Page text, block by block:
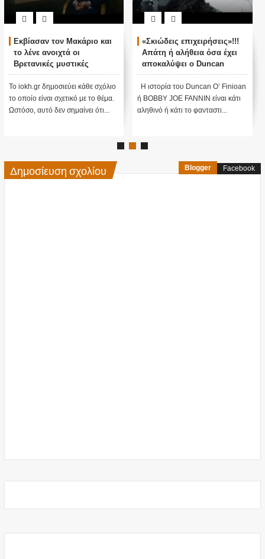
Εκβίασαν τον Μακάριο και
το λένε ανοιχτά οι
Βρετανικές μυστικές
υπηρεσίες...
Το iokh.gr δημοσιεύει κάθε σχόλιο
το οποίο είναι σχετικό με το θέμα.
Ωστόσο, αυτό δεν σημαίνει ότι...
«Σκιώδεις επιχειρήσεις»!!!
Απάτη ή αλήθεια όσα έχει
αποκαλύψει ο Duncan
O’Finioan ;;;
Η ιστορία του Duncan O’ Finioan
ή BOBBY JOE FANNIN είναι κάτι
αληθινό ή κάτι το φανταστι...
Δημοσίευση σχολίου Blogger Facebook